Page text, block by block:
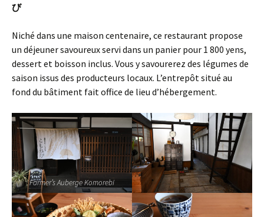
び
Niché dans une maison centenaire, ce restaurant propose
un déjeuner savoureux servi dans un panier pour 1 800 yens,
dessert et boisson inclus. Vous y savourerez des légumes de
saison issus des producteurs locaux. L’entrepôt situé au
fond du bâtiment fait office de lieu d’hébergement.
Farmer’s Auberge Komorebi